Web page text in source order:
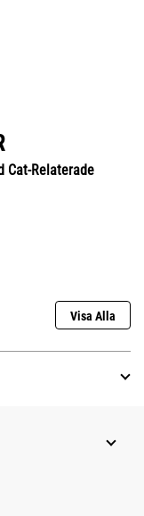
Cat-Relaterade
Visa Alla